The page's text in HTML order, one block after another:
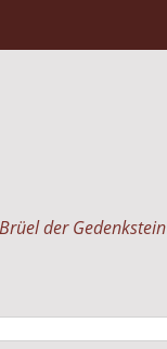
der Gedenkstein